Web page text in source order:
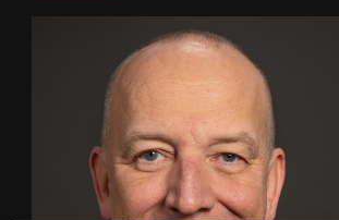
#skate4fun
Foto
Auf Facebook anzeigen Teilen